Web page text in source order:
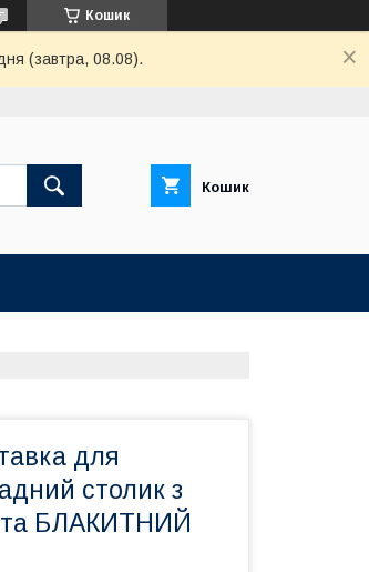
Кошик
(завтра, 08.08).
Кошик
для
столик з
БЛАКИТНИЙ